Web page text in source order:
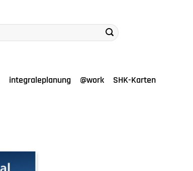
integraleplanung @work SHK-Karten